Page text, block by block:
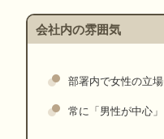
会社内の雰囲気
部署内で女性の立
常に「男性が中心」